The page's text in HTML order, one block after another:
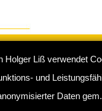
ABACUS Nachhilfe Hamburg:
, Sperberkamp 16 b,
Holger Liß verwendet
und
Daten